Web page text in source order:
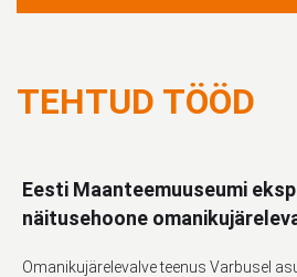
TEHTUD TÖÖD
Eesti Maanteemuuseumi
näitusehoone
Omanikujärelevalve teenus Varbusel